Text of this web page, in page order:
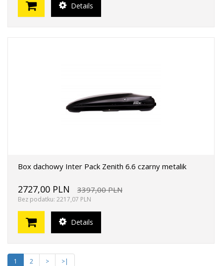
Details
Box dachowy Inter Pack Zenith 6.6 czarny metalik
2727,00 PLN 3397,00 PLN
Bez podatku: 2217,07 PLN
Details
1 2 >
>|